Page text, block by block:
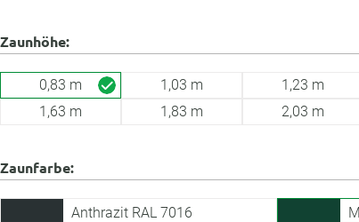
Zaunhöhe:
0,83 m 1,03 m 1,23 m
1,63 m
1,83 m 2,03 m
Zaunfarbe:
Anthrazit RAL 7016